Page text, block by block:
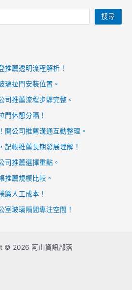
搜尋
推薦透明流程解析！
璃拉門安裝位置。
司推薦流程步驟完整。
門休憩分隔！
開公司推薦溝通互動整理。
記帳推薦長期發展理解！
司推薦選擇重點。
推薦規模比較。
簾人工成本！
室玻璃隔間專注空間！
© 2026 阿山資訊部落